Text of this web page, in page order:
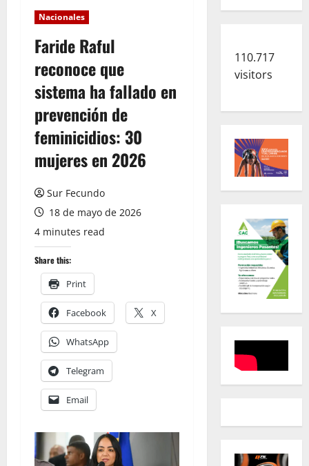
Nacionales
Faride Raful
reconoce que
sistema ha fallado en
prevención de
feminicidios: 30
mujeres en 2026
Sur Fecundo
18 de mayo de 2026
4 minutes read
Share this:
Print
Facebook X
WhatsApp
Telegram
Email
110.717
visitors